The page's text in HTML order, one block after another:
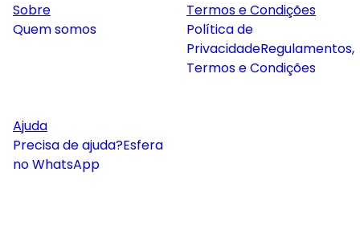
Sobre
Quem somos
Termos e Condições
Política de
PrivacidadeRegulamentos,
Termos e Condições
Ajuda
Precisa de ajuda?Esfera
no WhatsApp